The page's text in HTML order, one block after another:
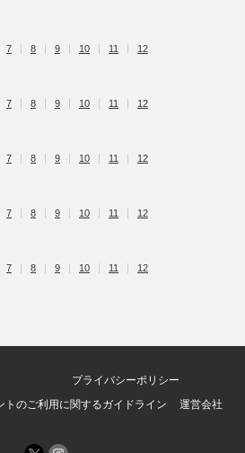
7 8 9 10 11 12
7 8 9 10 11 12
7 8 9 10 11 12
7 8 9 10 11 12
7 8 9 10 11 12
プライバシーポリシー
トのご利用に関するガイドライン
運営会社